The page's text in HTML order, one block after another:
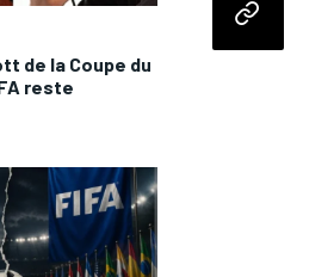
de la Coupe du
reste